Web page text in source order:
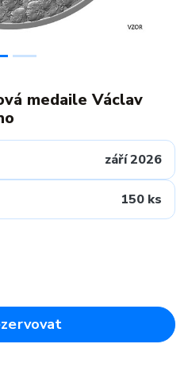
medaile Václav
září 2026
150 ks